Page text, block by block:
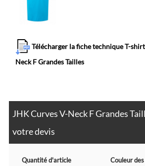
Télécharger la fiche technique T-
Neck F Grandes Tailles
JHK Curves V-Neck F Grandes
votre devis
Quantité d'article Couleur